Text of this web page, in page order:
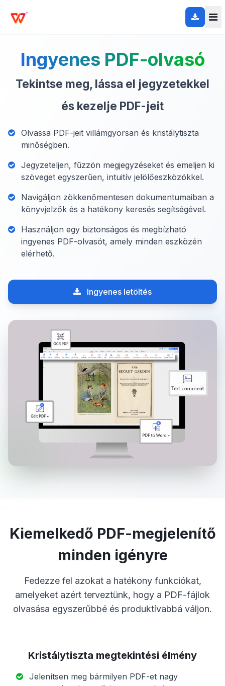
Ingyenes PDF-olvasó
Tekintse meg, lássa el jegyzetekkel
és kezelje PDF-jeit
Olvassa PDF-jeit villámgyorsan és kristálytiszta
minőségben.
Jegyzeteljen, fűzzön megjegyzéseket és emeljen ki
szöveget egyszerűen, intuitív jelölőeszközökkel.
Navigáljon zökkenőmentesen dokumentumaiban a
könyvjelzők és a hatékony keresés segítségével.
Használjon egy biztonságos és megbízható
ingyenes PDF-olvasót, amely minden eszközén
elérhető.
Ingyenes letöltés
Kiemelkedő PDF-megjelenítő
minden igényre
Fedezze fel azokat a hatékony funkciókat,
amelyeket azért terveztünk, hogy a PDF-fájlok
olvasása egyszerűbbé és produktívabbá váljon.
Kristálytiszta megtekintési élmény
Jelenítsen meg bármilyen PDF-et nagy